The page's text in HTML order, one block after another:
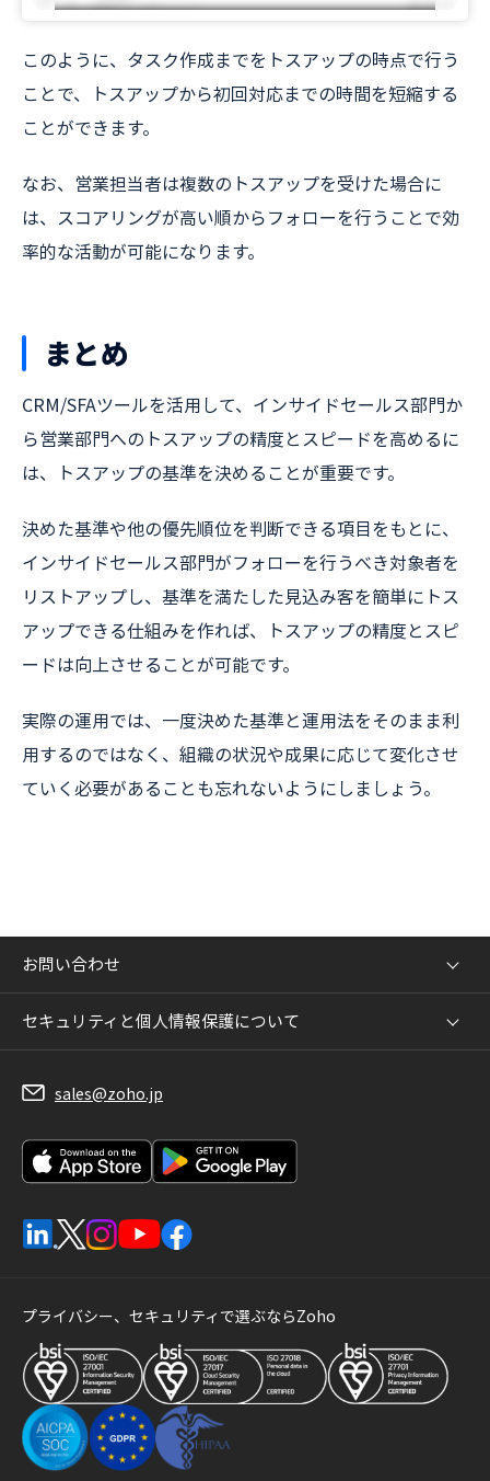
このように、タスク作成までをトスアップの時点で行う
ことで、トスアップから初回対応までの時間を短縮する
ことができます。
なお、営業担当者は複数のトスアップを受けた場合に
は、スコアリングが高い順からフォローを行うことで効
率的な活動が可能になります。
まとめ
CRM/SFAツールを活用して、インサイドセールス部門か
ら営業部門へのトスアップの精度とスピードを高めるに
は、トスアップの基準を決めることが重要です。
決めた基準や他の優先順位を判断できる項目をもとに、
インサイドセールス部門がフォローを行うべき対象者を
リストアップし、基準を満たした見込み客を簡単にトス
アップできる仕組みを作れば、トスアップの精度とスピ
ードは向上させることが可能です。
実際の運用では、一度決めた基準と運用法をそのまま利
用するのではなく、組織の状況や成果に応じて変化させ
ていく必要があることも忘れないようにしましょう。
お問い合わせ
セキュリティと個人情報保護について
sales@zoho.jp
プライバシー、セキュリティで選ぶならZoho